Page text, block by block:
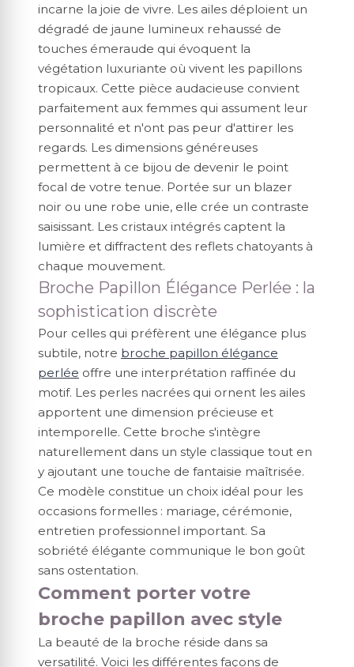
incarne la joie de vivre. Les ailes déploient un
dégradé de jaune lumineux rehaussé de
touches émeraude qui évoquent la
végétation luxuriante où vivent les papillons
tropicaux. Cette pièce audacieuse convient
parfaitement aux femmes qui assument leur
personnalité et n'ont pas peur d'attirer les
regards. Les dimensions généreuses
permettent à ce bijou de devenir le point
focal de votre tenue. Portée sur un blazer
noir ou une robe unie, elle crée un contraste
saisissant. Les cristaux intégrés captent la
lumière et diffractent des reflets chatoyants à
chaque mouvement.
Broche Papillon Élégance Perlée : la
sophistication discrète
Pour celles qui préfèrent une élégance plus
subtile, notre broche papillon élégance
perlée offre une interprétation raffinée du
motif. Les perles nacrées qui ornent les ailes
apportent une dimension précieuse et
intemporelle. Cette broche s'intègre
naturellement dans un style classique tout en
y ajoutant une touche de fantaisie maîtrisée.
Ce modèle constitue un choix idéal pour les
occasions formelles : mariage, cérémonie,
entretien professionnel important. Sa
sobriété élégante communique le bon goût
sans ostentation.
Comment porter votre
broche papillon avec style
La beauté de la broche réside dans sa
versatilité. Voici les différentes façons de